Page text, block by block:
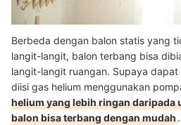
Berbeda dengan balon statis yang
langit-langit, balon terbang bisa
langit-langit ruangan. Supaya
diisi gas helium menggunakan
helium yang lebih ringan daripada
balon bisa terbang dengan mudah